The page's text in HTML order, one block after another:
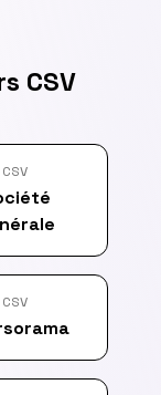
CSV
CSV
CSV